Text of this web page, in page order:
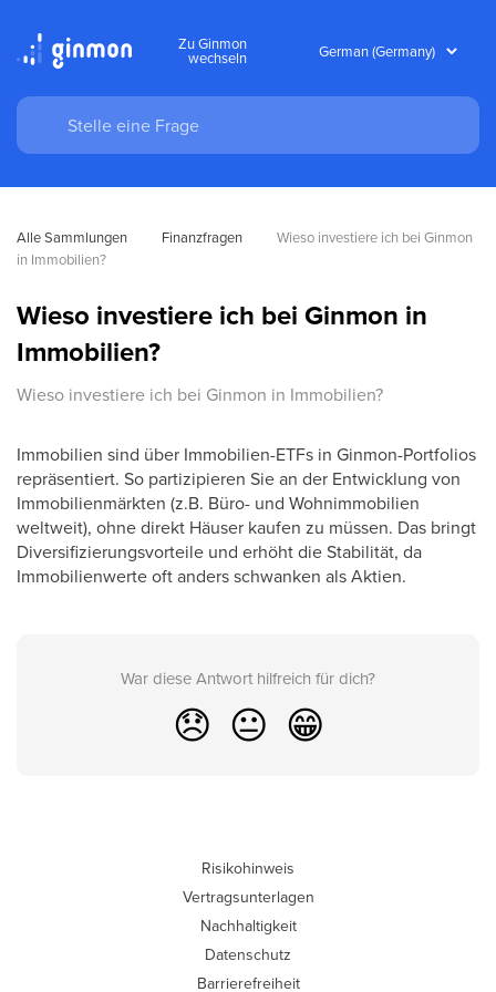
Zu Ginmon
wechseln
Alle Sammlungen Finanzfragen
Wieso investiere ich bei Ginmon
in Immobilien?
Wieso investiere ich bei Ginmon in
Immobilien?
Wieso investiere ich bei Ginmon in Immobilien?
Immobilien sind über Immobilien-ETFs in Ginmon-Portfolios
repräsentiert. So partizipieren Sie an der Entwicklung von
Immobilienmärkten (z.B. Büro- und Wohnimmobilien
weltweit), ohne direkt Häuser kaufen zu müssen. Das bringt
Diversifizierungsvorteile und erhöht die Stabilität, da
Immobilienwerte oft anders schwanken als Aktien.
War diese Antwort hilfreich für dich?
😞 😐 😁
Risikohinweis
Vertragsunterlagen
Nachhaltigkeit
Datenschutz
Barrierefreiheit